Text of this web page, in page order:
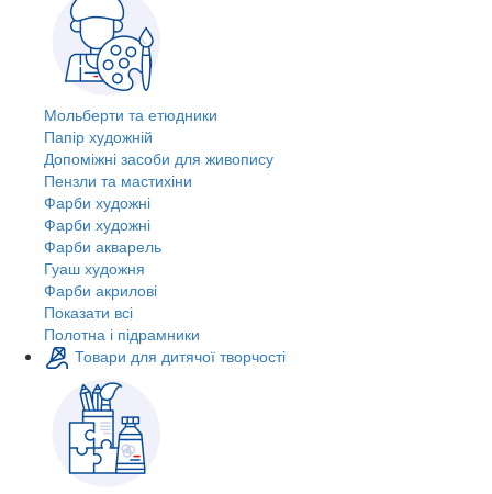
Мольберти та етюдники
Папір художній
Допоміжні засоби для живопису
Пензли та мастихіни
Фарби художні
Фарби художні
Фарби акварель
Гуаш художня
Фарби акрилові
Показати всі
Полотна і підрамники
Товари для дитячої творчості